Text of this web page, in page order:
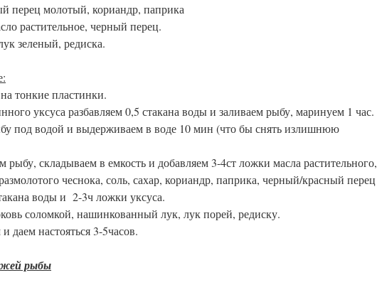
перец молотый, кориандр, паприка
растительное, черный перец.
зеленый, редиска.
тонкие пластинки.
уксуса разбавляем 0,5 стакана воды и заливаем рыбу, маринуем 1 час.
под водой и выдерживаем в воде 10 мин (что бы снять излишнюю
рыбу, складываем в емкость и добавляем 3-4ст ложки масла растительного,
чеснока, соль, сахар, кориандр, паприка, черный/красный перец
воды и 2-3ч ложки уксуса.
соломкой, нашинкованный лук, лук порей, редиску.
даем настояться 3-5часов.
рыбы